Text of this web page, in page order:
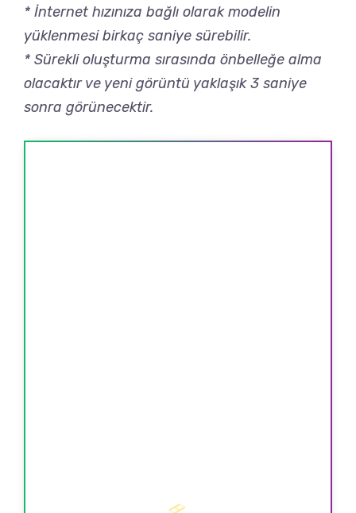
* İnternet hızınıza bağlı olarak modelin
yüklenmesi birkaç saniye sürebilir.
* Sürekli oluşturma sırasında önbelleğe alma
olacaktır ve yeni görüntü yaklaşık 3 saniye
sonra görünecektir.